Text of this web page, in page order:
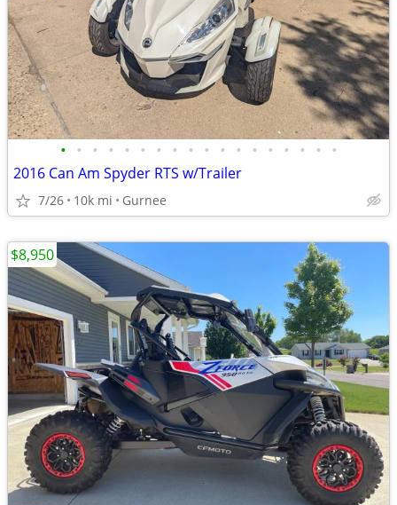
• • • • • • • • • • • • • • • • • •
2016 Can Am Spyder RTS w/Trailer
7/26 10k mi Gurnee
$8,950